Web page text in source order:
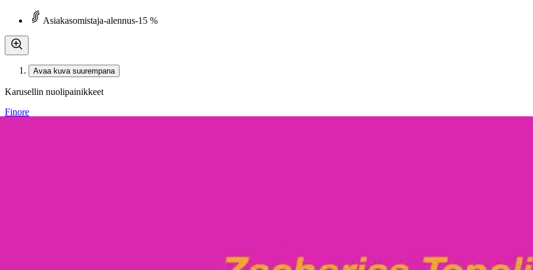
Asiakasomistaja-alennus-15 %
Avaa kuva suurempana
Karusellin nuolipainikkeet
Finore